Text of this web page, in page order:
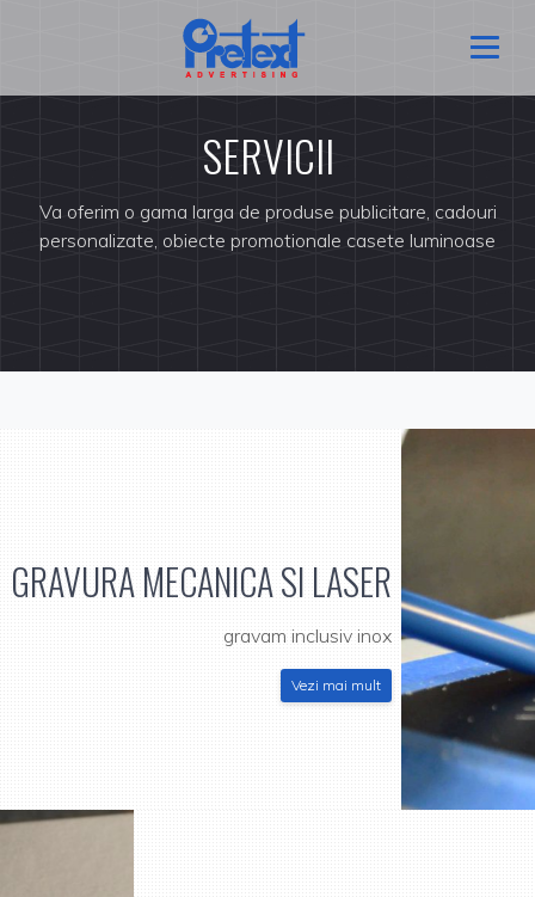
SERVICII
Va oferim o gama larga de produse publicitare, cadouri
personalizate, obiecte promotionale casete luminoase
GRAVURA MECANICA SI LASER
gravam inclusiv inox
Vezi mai mult